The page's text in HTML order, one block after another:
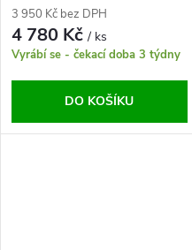
3 950 Kč bez DPH
4 780 Kč/ ks
Vyrábí se - čekací doba 3 týdny
DO KOŠÍKU